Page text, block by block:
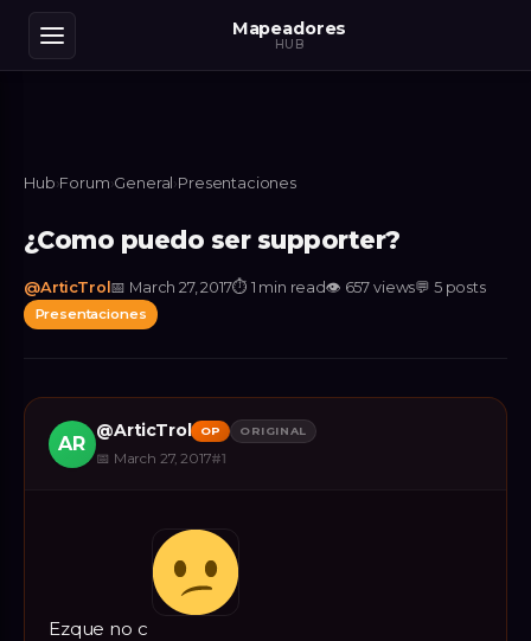
Mapeadores
HUB
Hub›Forum›General ›Presentaciones
¿Como puedo ser supporter?
@ArticTrol 📅 March 27, 2017⏱ 1 min read👁 657 views💬 5 posts
Presentaciones
AR
@ArticTrol OP ORIGINAL
📅 March 27, 2017#1
Ezque no c